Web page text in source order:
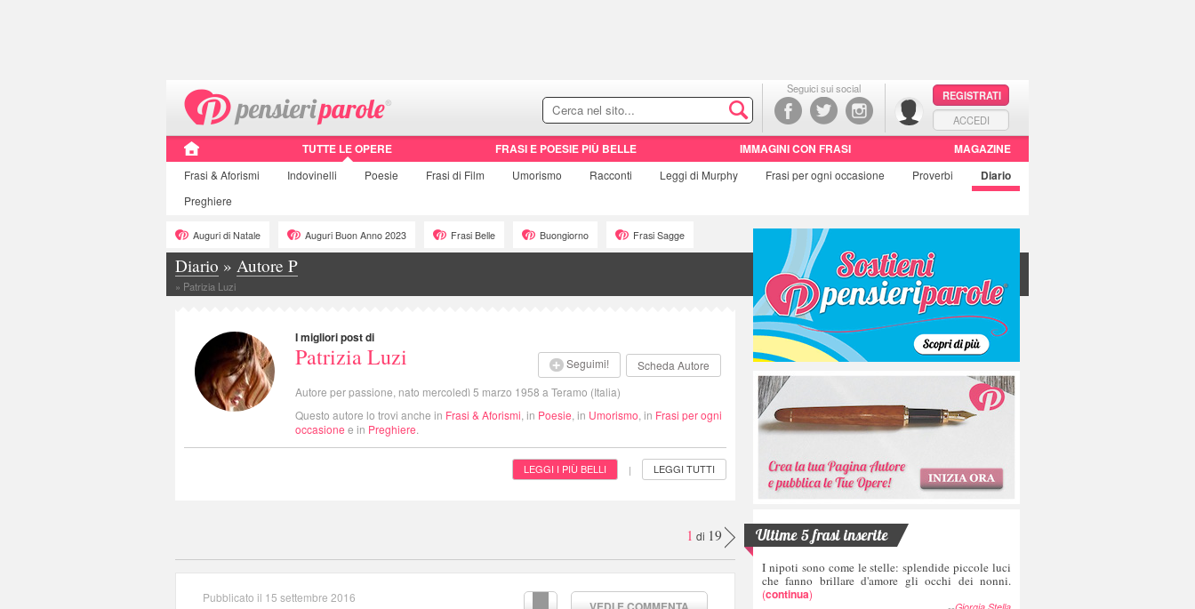
Seguici sui social
REGISTRATI
ACCEDI
TUTTE LE OPERE FRASI E POESIE PIÙ BELLE IMMAGINI CON FRASI MAGAZINE
Frasi & Aforismi Indovinelli Poesie Frasi di Film Umorismo Racconti Leggi di Murphy Frasi per ogni occasione Proverbi Diario
Preghiere
Auguri di Natale Auguri Buon Anno 2023 Frasi Belle Buongiorno Frasi Sagge
Diario » Autore P
» Patrizia Luzi
Seguimi! Scheda Autore
I migliori post di
Patrizia Luzi
Autore per passione, nato mercoledì 5 marzo 1958 a Teramo (Italia)
Questo autore lo trovi anche in Frasi & Aforismi , in Poesie , in Umorismo , in Frasi per ogni
occasione e in Preghiere
LEGGI I PIÙ BELLI | LEGGI TUTTI
1 di 19
Pubblicato il 15 settembre 2016
Ultime 5 frasi inserite
I nipoti sono come le stelle: splendide piccole luci
che fanno brillare d'amore gli occhi dei nonni.
(continua)